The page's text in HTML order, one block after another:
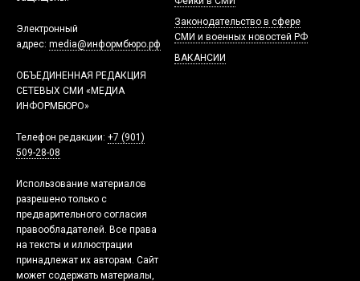
Электронный
адрес: media@информбюро.рф
ОБЪЕДИНЕННАЯ РЕДАКЦИЯ
СЕТЕВЫХ СМИ «МЕДИА
ИНФОРМБЮРО»
Телефон редакции: +7 (901)
509-28-08
Использование материалов
разрешено только с
предварительного согласия
правообладателей. Все права
на тексты и иллюстрации
принадлежат их авторам. Сайт
может содержать материалы,
Законодательство в сфере
СМИ и военных новостей РФ
ВАКАНСИИ